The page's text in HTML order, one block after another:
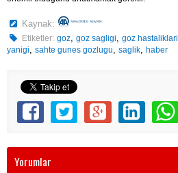
Kaynak:
Etiketler: goz,goz sagligi,goz hastaliklari
yanigi, sahte gunes gozlugu, saglik, haber
Yorumlar